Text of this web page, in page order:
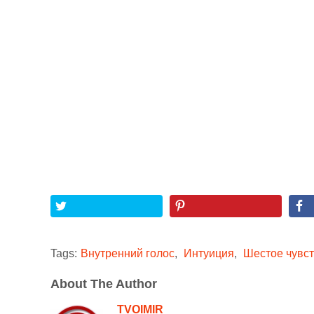
Tags: Внутренний голос, Интуиция, Шестое
About The Author
TVOIMIR